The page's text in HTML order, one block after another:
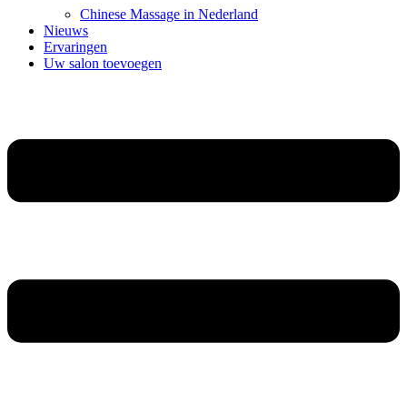
Chinese Massage in Nederland
Nieuws
Ervaringen
Uw salon toevoegen